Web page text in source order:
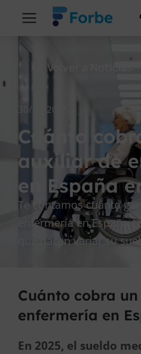
Volver a Noticias
30/10/2025
Cuánto
auxiliar de
en España
Te contamos cuánto
enfermería en España
que hacen variar su
Cuánto cobra
enfermería en
En 2025, el sueldo